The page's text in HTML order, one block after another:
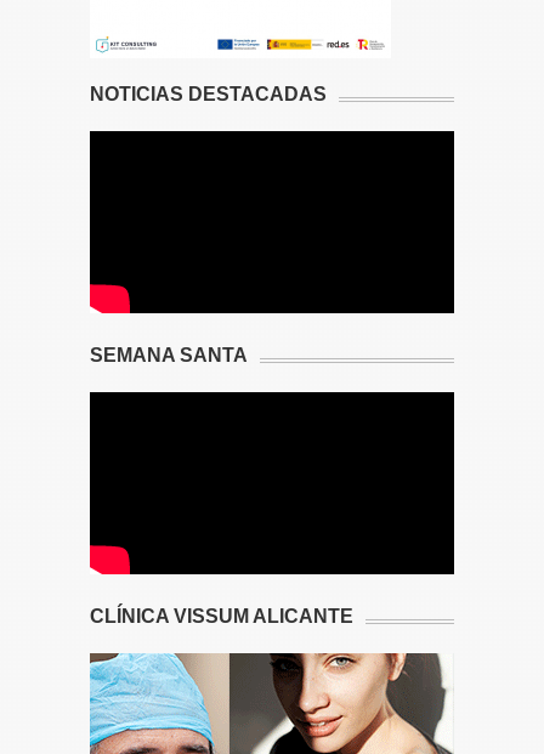
NOTICIAS DESTACADAS
SEMANA SANTA
CLÍNICA VISSUM ALICANTE